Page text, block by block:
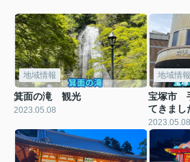
地域情報
箕面の滝 観光
2023.05.08
地域情報
宝塚市
てきまし
2023.05.08